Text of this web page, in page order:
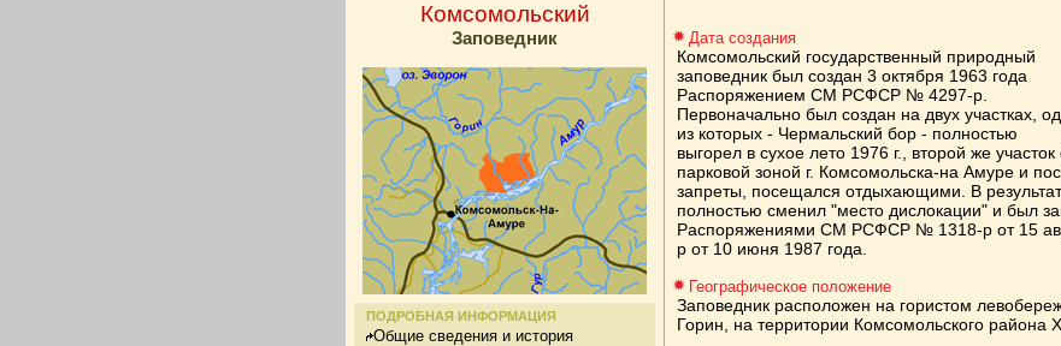
Комсомольский
Заповедник
ПОДРОБНАЯ ИНФОРМАЦИЯ
Общие сведения и история
Дата создания
Комсомольский государственный природный
заповедник был создан 3 октября 1963 года
Распоряжением СМ РСФСР № 4297-р.
Первоначально был создан на двух участках,
из которых - Чермальский бор - полностью
выгорел в сухое лето 1976 г., второй же
парковой зоной г. Комсомольска-на Амуре и
запреты, посещался отдыхающими. В
полностью сменил "место дислокации" и был
Распоряжениями СМ РСФСР № 1318-р от 15
р от 10 июня 1987 года.
Географическое положение
Заповедник расположен на гористом
Горин, на территории Комсомольского района